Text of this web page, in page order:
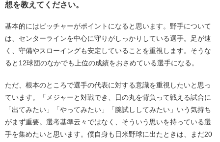
想を教えてください。
基本的にはピッチャーがポイントになると思います。野手について
は、センターラインを中心に守りがしっかりしている選手。足が速
く、守備やスローイングも安定していることを重視します。そうな
ると12球団のなかでも上位の成績をおさめている選手になる。
ただ、根本のところで選手の代表に対する意識を重視したいと思っ
ています。「メジャーと対戦でき、日の丸を背負って戦える試合に
「出てみたい」「やってみたい」「腕試ししてみたい」いう気持ち
がまず重要。選考基準云々ではなく、そういう思いを持っている選
手を集めたいと思います。僕自身も日米野球に出たときは、まだ20